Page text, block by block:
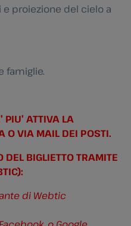
e proiezione del cielo a
famiglie.
ATTIVA LA
O VIA MAIL DEI POSTI.
DEL BIGLIETTO TRAMITE
di Webtic